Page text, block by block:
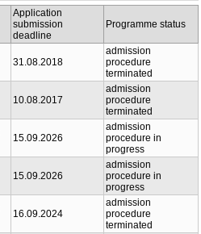
Application
submission
deadline
Programme status
31.08.2018
admission
procedure
terminated
10.08.2017
admission
procedure
terminated
15.09.2026
admission
procedure in
progress
15.09.2026
admission
procedure in
progress
16.09.2024
admission
procedure
terminated